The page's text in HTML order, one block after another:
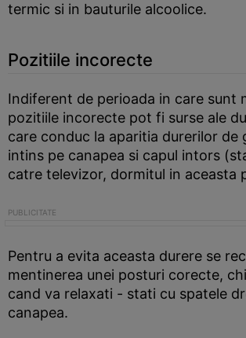
termic si in bauturile alcoolice.
Pozitiile incorecte
Indiferent de perioada in care sunt
pozitiile incorecte pot fi surse ale
care conduc la aparitia durerilor de
intins pe canapea si capul intors
catre televizor, dormitul in aceasta
Pentru a evita aceasta durere se
mentinerea unei posturi corecte,
cand va relaxati - stati cu spatele
canapea.